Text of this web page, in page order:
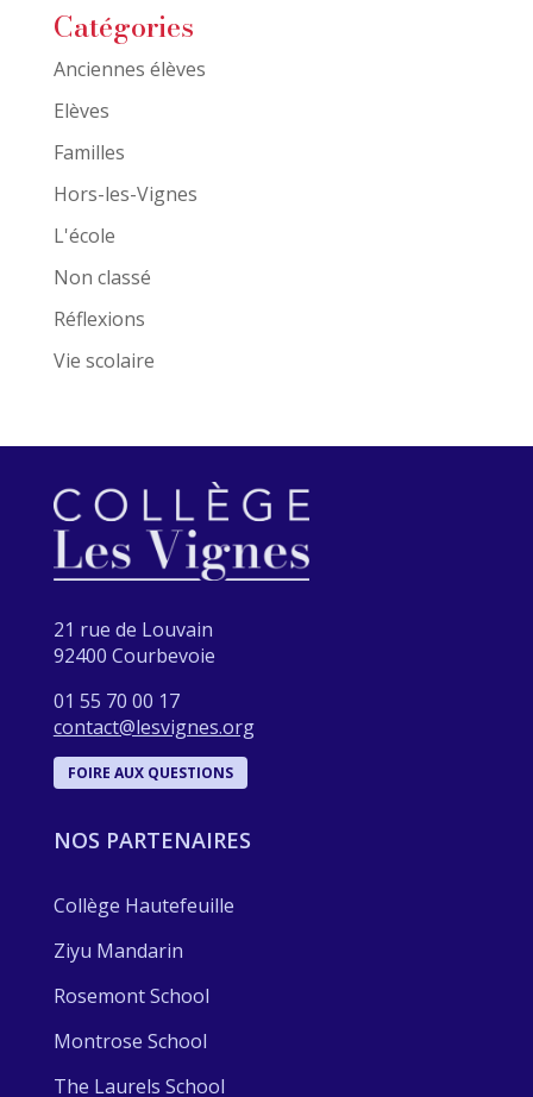
Catégories
Anciennes élèves
Elèves
Familles
Hors-les-Vignes
L'école
Non classé
Réflexions
Vie scolaire
21 rue de Louvain
92400 Courbevoie
01 55 70 00 17
contact@lesvignes.org
FOIRE AUX QUESTIONS
NOS PARTENAIRES
Collège Hautefeuille
Ziyu Mandarin
Rosemont School
Montrose School
The Laurels School